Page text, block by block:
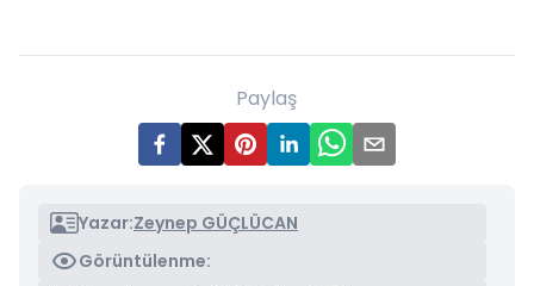
Paylaş
Yazar:Zeynep GÜÇLÜCAN
Görüntülenme: